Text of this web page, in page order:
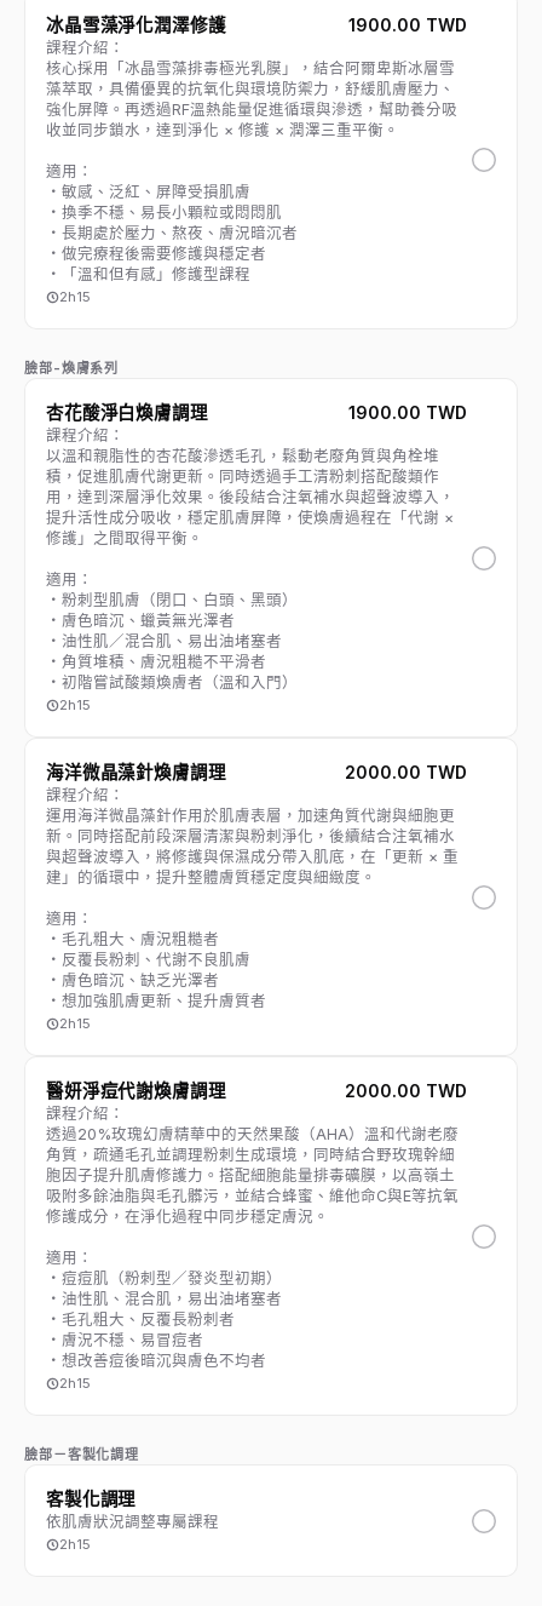
冰晶雪藻淨化潤澤修護 1900.00 TWD
課程介紹：
核心採用「冰晶雪藻排毒極光乳膜」，結合阿爾卑斯冰層雪
藻萃取，具備優異的抗氧化與環境防禦力，舒緩肌膚壓力、
強化屏障。再透過RF溫熱能量促進循環與滲透，幫助養分吸
收並同步鎖水，達到淨化 × 修護 × 潤澤三重平衡。
適用：
・敏感、泛紅、屏障受損肌膚
・換季不穩、易長小顆粒或悶悶肌
・長期處於壓力、熬夜、膚況暗沉者
・做完療程後需要修護與穩定者
・「溫和但有感」修護型課程
2h15
臉部-煥膚系列
杏花酸淨白煥膚調理 1900.00 TWD
課程介紹：
以溫和親脂性的杏花酸滲透毛孔，鬆動老廢角質與角栓堆
積，促進肌膚代謝更新。同時透過手工清粉刺搭配酸類作
用，達到深層淨化效果。後段結合注氧補水與超聲波導入，
提升活性成分吸收，穩定肌膚屏障，使煥膚過程在「代謝 ×
修護」之間取得平衡。
適用：
・粉刺型肌膚（閉口、白頭、黑頭）
・膚色暗沉、蠟黃無光澤者
・油性肌／混合肌、易出油堵塞者
・角質堆積、膚況粗糙不平滑者
・初階嘗試酸類煥膚者（溫和入門）
2h15
海洋微晶藻針煥膚調理 2000.00 TWD
課程介紹：
運用海洋微晶藻針作用於肌膚表層，加速角質代謝與細胞更
新。同時搭配前段深層清潔與粉刺淨化，後續結合注氧補水
與超聲波導入，將修護與保濕成分帶入肌底，在「更新 × 重
建」的循環中，提升整體膚質穩定度與細緻度。
適用：
・毛孔粗大、膚況粗糙者
・反覆長粉刺、代謝不良肌膚
・膚色暗沉、缺乏光澤者
・想加強肌膚更新、提升膚質者
2h15
醫妍淨痘代謝煥膚調理 2000.00 TWD
課程介紹：
透過20%玫瑰幻膚精華中的天然果酸（AHA）溫和代謝老廢
角質，疏通毛孔並調理粉刺生成環境，同時結合野玫瑰幹細
胞因子提升肌膚修護力。搭配細胞能量排毒礦膜，以高嶺土
吸附多餘油脂與毛孔髒污，並結合蜂蜜、維他命C與E等抗氧
修護成分，在淨化過程中同步穩定膚況。
適用：
・痘痘肌（粉刺型／發炎型初期）
・油性肌、混合肌，易出油堵塞者
・毛孔粗大、反覆長粉刺者
・膚況不穩、易冒痘者
・想改善痘後暗沉與膚色不均者
2h15
臉部－客製化調理
客製化調理
依肌膚狀況調整專屬課程
2h15